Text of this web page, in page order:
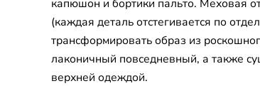
капюшон и бортики пальто. Меховая
(каждая деталь отстегивается по
трансформировать образ из
лаконичный повседневный, а также
верхней одеждой.